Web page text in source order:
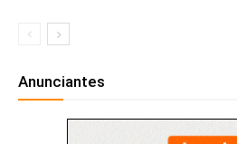
Anunciantes